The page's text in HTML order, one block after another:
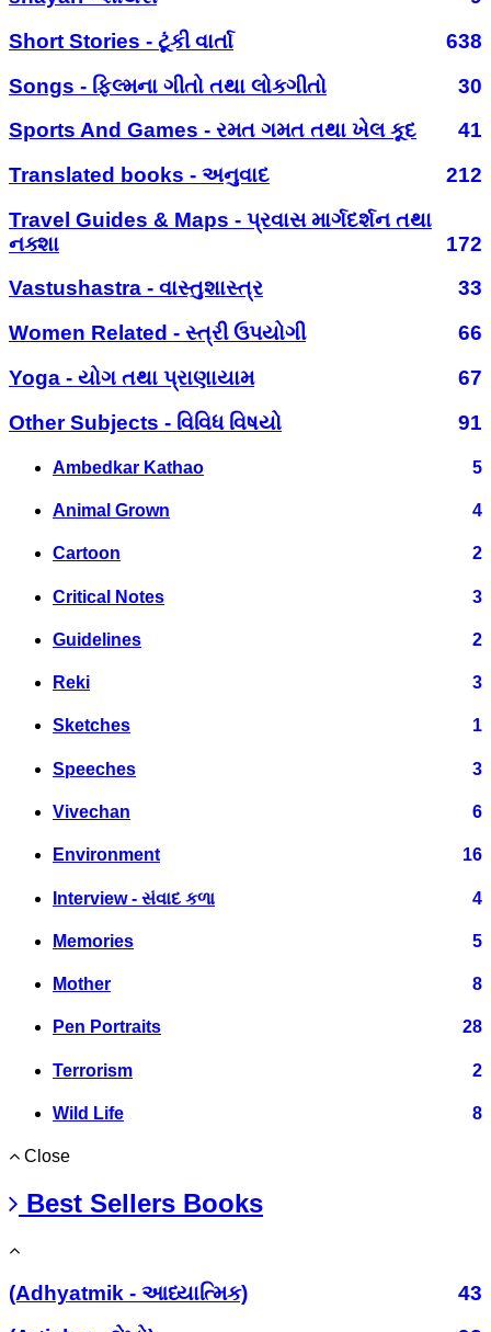
Short Stories - ટૂંકી વાર્તા
638
Songs - ફિલ્મના ગીતો તથા લોકગીતો
30
Sports And Games - રમત ગમત તથા ખેલ કૂદ
41
Translated books - અનુવાદ
212
Travel Guides & Maps - પ્રવાસ માર્ગદર્શન તથા
નક્શા
172
Vastushastra - વાસ્તુશાસ્ત્ર
33
Women Related - સ્ત્રી ઉપયોગી
66
Yoga - યોગ તથા પ્રાણાયામ
67
Other Subjects - વિવિધ વિષયો
91
Ambedkar Kathao 5
Animal Grown 4
Cartoon 2
Critical Notes 3
Guidelines 2
Reki 3
Sketches 1
Speeches 3
Vivechan 6
Environment 16
Interview - સંવાદ કળા 4
Memories 5
Mother 8
Pen Portraits 28
Terrorism 2
Wild Life 8
Close
Best Sellers Books
(Adhyatmik - આધ્યાત્મિક)
43